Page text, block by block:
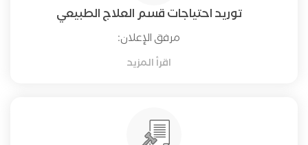
توريد احتياجات قسم العلاج الطبيعي
مرفق الإعلان:
اقرأ المزيد